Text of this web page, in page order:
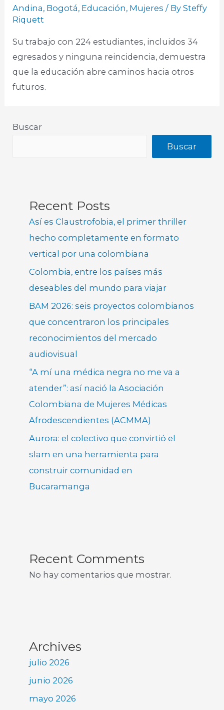
Andina, Bogotá, Educación, Mujeres / BySteffy
Riquett
Su trabajo con 224 estudiantes, incluidos 34
egresados y ninguna reincidencia, demuestra
que la educación abre caminos hacia otros
futuros.
Buscar
Buscar
Recent Posts
Así es Claustrofobia, el primer thriller
hecho completamente en formato
vertical por una colombiana
Colombia, entre los países más
deseables del mundo para viajar
BAM 2026: seis proyectos colombianos
que concentraron los principales
reconocimientos del mercado
audiovisual
“A mí una médica negra no me va a
atender”: así nació la Asociación
Colombiana de Mujeres Médicas
Afrodescendientes (ACMMA)
Aurora: el colectivo que convirtió el
slam en una herramienta para
construir comunidad en
Bucaramanga
Recent Comments
No hay comentarios que mostrar.
Archives
julio 2026
junio 2026
mayo 2026